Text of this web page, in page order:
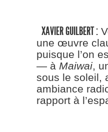
XAVIER GUILBERT :
une œuvre
puisque l’on
— à Maiwai,
sous le soleil,
ambiance
rapport à